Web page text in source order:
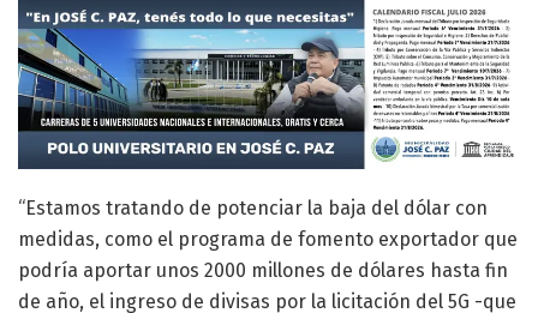
“Estamos tratando de potenciar la baja del dólar con
medidas, como el programa de fomento exportador que
podría aportar unos 2000 millones de dólares hasta fin
de año, el ingreso de divisas por la licitación del 5G -que